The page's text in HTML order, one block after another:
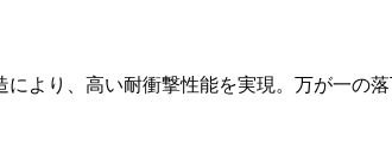
より、高い耐衝撃性能を実現。万が一の